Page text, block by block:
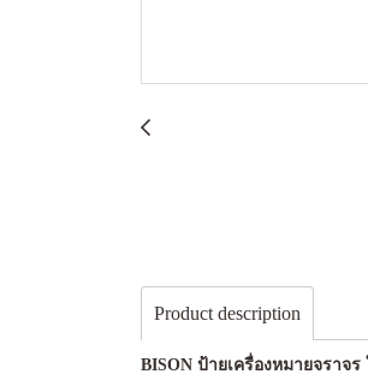
Product description
BISON ป้ายเครื่องหมายจราจร